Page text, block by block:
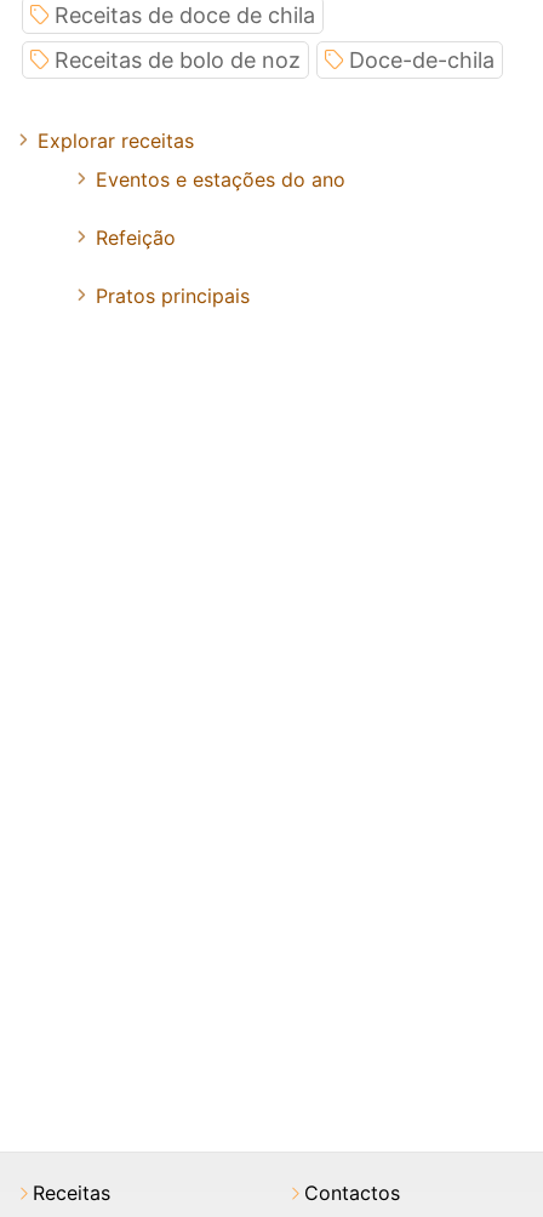
Receitas de doce de chila
Receitas de bolo de noz
Doce-de-chila
Explorar receitas
Eventos e estações do ano
Refeição
Pratos principais
Receitas Contactos